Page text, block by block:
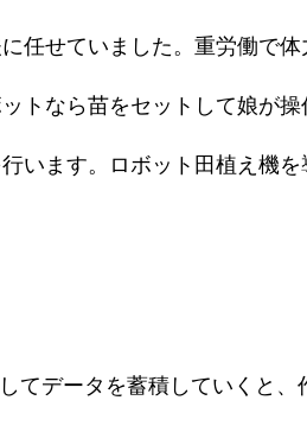
任せていました。重労働で
トなら苗をセットして娘が
います。ロボット田植え機
てデータを蓄積していくと、